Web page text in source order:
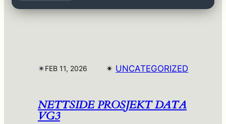
✴︎FEB 11, 2026 ✴︎ UNCATEGORIZED
NETTSIDE PROSJEKT DATA
VG3